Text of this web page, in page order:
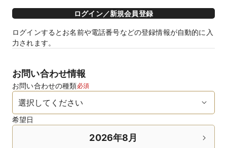
ログイン／新規会員登録
ログインするとお名前や電話番号などの登録情報が自動的に入
力されます。
お問い合わせ情報
お問い合わせの種類必須
希望日
2026年8月